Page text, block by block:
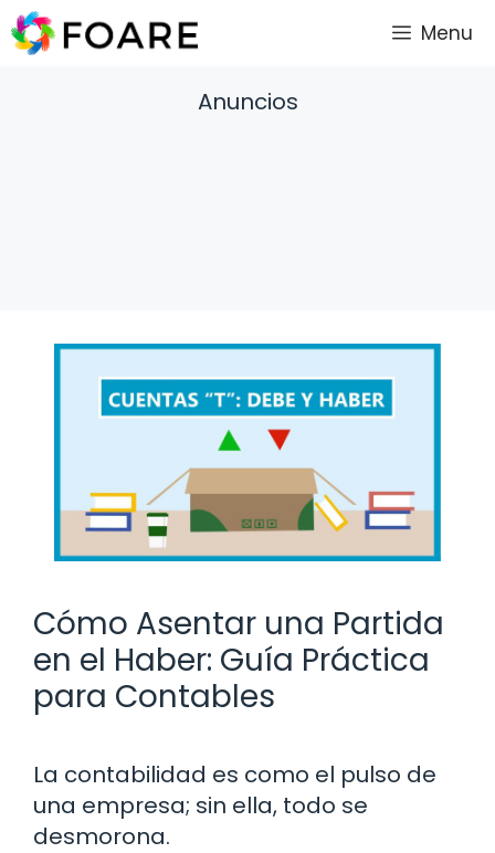
Saltar
al
Menu
Anuncios
Cómo Asentar una Partida
en el Haber: Guía Práctica
para Contables
La contabilidad es como el pulso de
una empresa; sin ella, todo se
desmorona.